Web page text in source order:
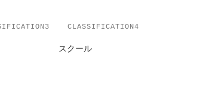
CLASSIFICATION4
スクール